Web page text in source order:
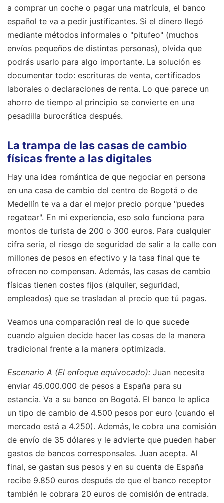
a comprar un coche o pagar una matrícula, el banco
español te va a pedir justificantes. Si el dinero llegó
mediante métodos informales o "pitufeo" (muchos
envíos pequeños de distintas personas), olvida que
podrás usarlo para algo importante. La solución es
documentar todo: escrituras de venta, certificados
laborales o declaraciones de renta. Lo que parece un
ahorro de tiempo al principio se convierte en una
pesadilla burocrática después.
La trampa de las casas de cambio
físicas frente a las digitales
Hay una idea romántica de que negociar en persona
en una casa de cambio del centro de Bogotá o de
Medellín te va a dar el mejor precio porque "puedes
regatear". En mi experiencia, eso solo funciona para
montos de turista de 200 o 300 euros. Para cualquier
cifra seria, el riesgo de seguridad de salir a la calle con
millones de pesos en efectivo y la tasa final que te
ofrecen no compensan. Además, las casas de cambio
físicas tienen costes fijos (alquiler, seguridad,
empleados) que se trasladan al precio que tú pagas.
Veamos una comparación real de lo que sucede
cuando alguien decide hacer las cosas de la manera
tradicional frente a la manera optimizada.
Escenario A (El enfoque equivocado): Juan necesita
enviar 45.000.000 de pesos a España para su
estancia. Va a su banco en Bogotá. El banco le aplica
un tipo de cambio de 4.500 pesos por euro (cuando el
mercado está a 4.250). Además, le cobra una comisión
de envío de 35 dólares y le advierte que pueden haber
gastos de bancos corresponsales. Juan acepta. Al
final, se gastan sus pesos y en su cuenta de España
recibe 9.850 euros después de que el banco receptor
también le cobrara 20 euros de comisión de entrada.